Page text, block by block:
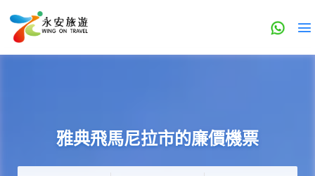
雅典飛馬尼拉市的廉價機票